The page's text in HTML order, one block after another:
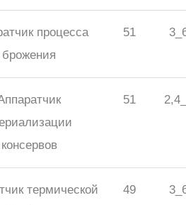
процесса
брожения
51
консервов
51
термической
49